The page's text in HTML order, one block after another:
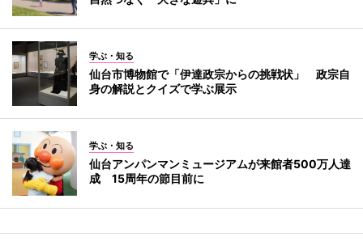
学ぶ・知る
仙台市博物館で「伊達政宗からの挑戦状」 政宗自
身の解説とクイズで学ぶ展示
学ぶ・知る
仙台アンパンマンミュージアムが来館者500万人達
成 15周年の節目前に